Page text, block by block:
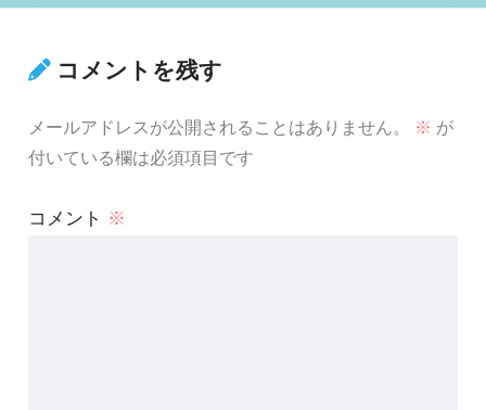
コメントを残す
メールアドレスが公開されることはありません。 ※ が
付いている欄は必須項目です
コメント ※